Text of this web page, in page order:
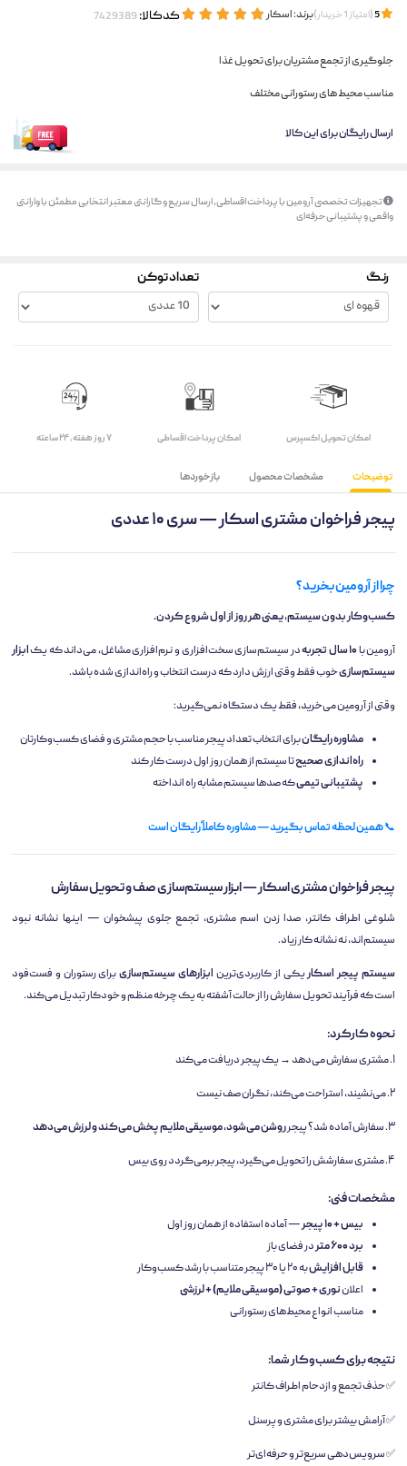
(امتیاز1خریدار)برند:اسکار کدکالا:
جلوگیری از تجمع مشتریان برای تحویل غذا
مناسب محیط های رستورانی مختلف
ارسال رایگان برای این کالا
تجهیزات تخصصی آرومین با پرداخت اقساطی، ارسال سریع و گارانتی معتبر انتخابی مطمئن با وارانتی
واقعی و پشتیبانی حرفه‌ای
رنگ تعداد توکن
اﻣﮑﺎن ﺗﺤﻮﯾﻞ اﮐﺴﭙﺮس امکان پرداخت اقساطی ۷ روز ﻫﻔﺘﻪ، ۲۴ ﺳﺎﻋﺘﻪ
توضیحات مشخصات محصول بازخوردها
پیجر فراخوان مشتری اسکار — سری ۱۰ عددی
چرا از آرومین بخرید؟
کسب‌وکار بدون سیستم، یعنی هر روز از اول شروع کردن.
آرومین با۱۰ سال تجربه در سیستم‌سازی سخت‌افزاری و نرم‌افزاری مشاغل، می‌داند که یکابزار
سیستم‌سازیخوب فقط وقتی ارزش دارد که درست انتخاب و راه‌اندازی شده باشد.
وقتی از آرومین می‌خرید، فقط یک دستگاه نمی‌گیرید:
مشاوره رایگانبرای انتخاب تعداد پیجر مناسب با حجم مشتری و فضای کسب‌وکارتان
راه‌اندازی صحیحتا سیستم از همان روز اول درست کار کند
پشتیبانی تیمیکه صدها سیستم مشابه راه انداخته
📞همین لحظه تماس بگیرید — مشاوره کاملاً رایگان است
پیجر فراخوان مشتری اسکار — ابزار سیستم‌سازی صف و تحویل سفارش
شلوغی اطراف کانتر، صدا زدن اسم مشتری، تجمع جلوی پیشخوان — اینها نشانه نبود
سیستم‌اند، نه نشانه کار زیاد.
سیستم پیجر اسکاریکی از کاربردی‌ترین ابزارهای سیستم‌سازیبرای رستوران و فست‌فود
است که فرآیند تحویل سفارش را از حالت آشفته به یک چرخه منظم و خودکار تبدیل می‌کند.
نحوه کارکرد:
۱. مشتری سفارش می‌دهد → یک پیجر دریافت می‌کند
۲. می‌نشیند، استراحت می‌کند، نگران صف نیست
۳. سفارش آماده شد؟ پیجر روشن می‌شود، موسیقی ملایم پخش می‌کند و لرزش می‌دهد
۴. مشتری سفارشش را تحویل می‌گیرد، پیجر برمی‌گردد روی بیس
مشخصات فنی:
بیس + ۱۰ پیجر
— آماده استفاده از همان روز اول
برد ۶۰۰ متر
در فضای باز
قابل افزایشبه ۲۰ یا ۳۰ پیجر متناسب با رشد کسب‌وکار
اعلاننوری + صوتی (موسیقی ملایم) + لرزشی
مناسب انواع محیط‌های رستورانی
نتیجه برای کسب‌وکار شما:
✅ حذف تجمع و ازدحام اطراف کانتر
✅ آرامش بیشتر برای مشتری و پرسنل
✅ سرویس‌دهی سریع‌تر و حرفه‌ای‌تر